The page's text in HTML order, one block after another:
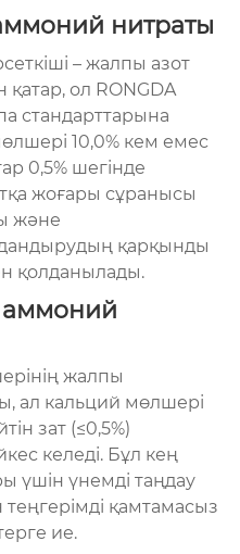
нитраты
– жалпы азот
ол RONGDA
стандарттарына
10,0% кем емес
0,5% шегінде
жоғары сұранысы
және
қарқынды
қолданылады.
аммоний
жалпы
ал кальций мөлшері
зат (≤0,5%)
келеді. Бұл кең
үшін үнемді таңдау
қамтамасыз
ие.